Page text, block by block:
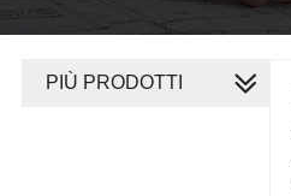
PIÙ PRODOTTI